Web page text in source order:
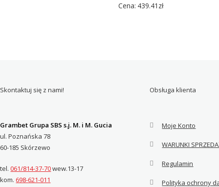
Cena: 439.41 zł
Skontaktuj się z nami!
Grambet Grupa SBS s.j. M. i M. Gucia
ul. Poznańska 78
60-185 Skórzewo
tel.061/814-37-70wew.13-17
kom. 698-621-011
Obsługa klienta
Moje Konto
WARUNKI
Regulamin
Polityka ochrony